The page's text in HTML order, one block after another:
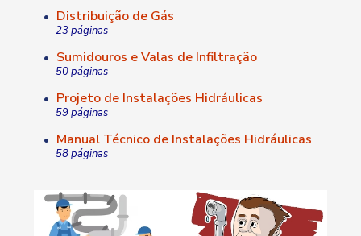
• Distribuição de Gás
23 páginas
• Sumidouros e Valas de Infiltração
50 páginas
• Projeto de Instalações Hidráulicas
59 páginas
• Manual Técnico de Instalações Hidráulicas
58 páginas